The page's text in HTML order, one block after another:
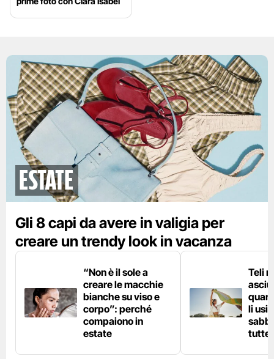
Estate
Gli 8 capi da avere in valigia per
creare un trendy look in vacanza
“Non è il sole a
creare le macchie
bianche su viso e
corpo”: perché
compaiono in
estate
Teli
li
tutte